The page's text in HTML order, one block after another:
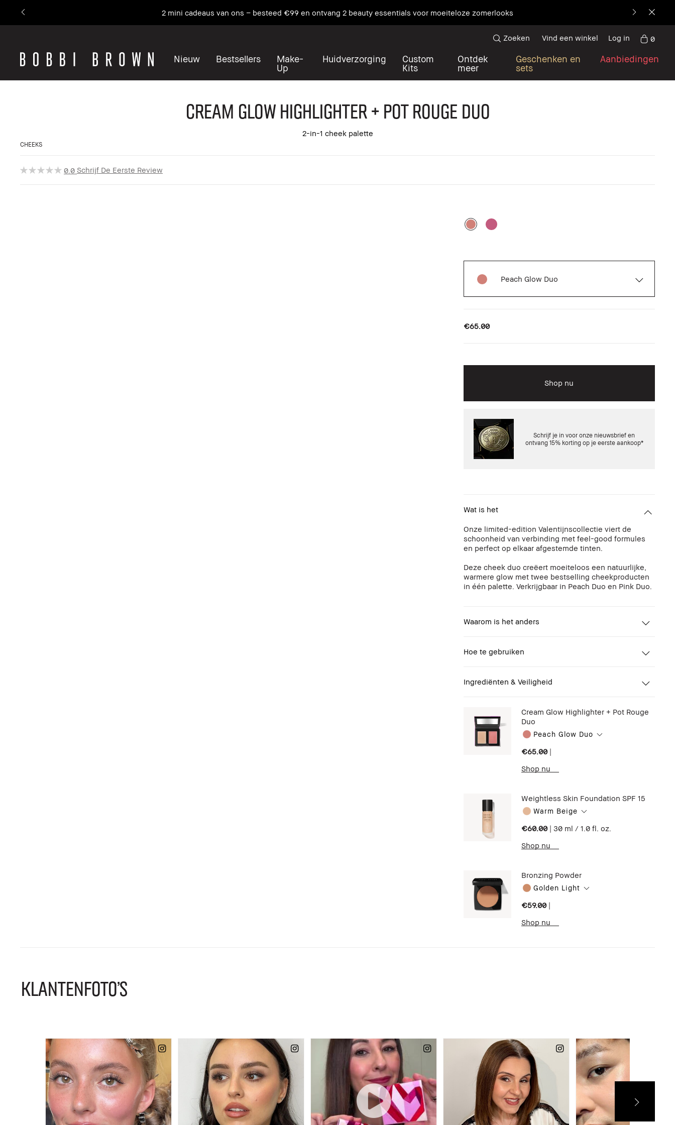
Ons #1 icoon, waar skincare en primer samenkomen. NIEUW Vitamin Enriched Face Base+ Ontdek het nieuwe icoon
Nieuw Bestsellers
Make-
Up
Huidverzorging
Custom
Kits
Ontdek
meer
Geschenken en
sets
Aanbiedingen
Zoeken Vind een winkel Log in 0
Cream Glow Highlighter + Pot Rouge Duo
2-in-1 cheek palette
CHEEKS
0.0 Schrijf De Eerste Review
Peach Glow Duo
€65.00
Shop nu
Schrijf je in voor onze nieuwsbrief en
ontvang 15% korting op je eerste aankoop*
Wat is het
Onze limited-edition Valentijnscollectie viert de
schoonheid van verbinding met feel-good formules
en perfect op elkaar afgestemde tinten.
Deze cheek duo creëert moeiteloos een natuurlijke,
warmere glow met twee bestselling cheekproducten
in één palette. Verkrijgbaar in Peach Duo en Pink Duo.
Waarom is het anders
Hoe te gebruiken
Ingrediënten & Veiligheid
Cream Glow Highlighter + Pot Rouge
Duo
Peach Glow Duo
€65.00 |
Shop nu
Weightless Skin Foundation SPF 15
Warm Beige
€60.00 | 30 ml / 1.0 fl. oz.
Shop nu
Bronzing Powder
Golden Light
€59.00 |
Shop nu
KLANTENFOTO'S